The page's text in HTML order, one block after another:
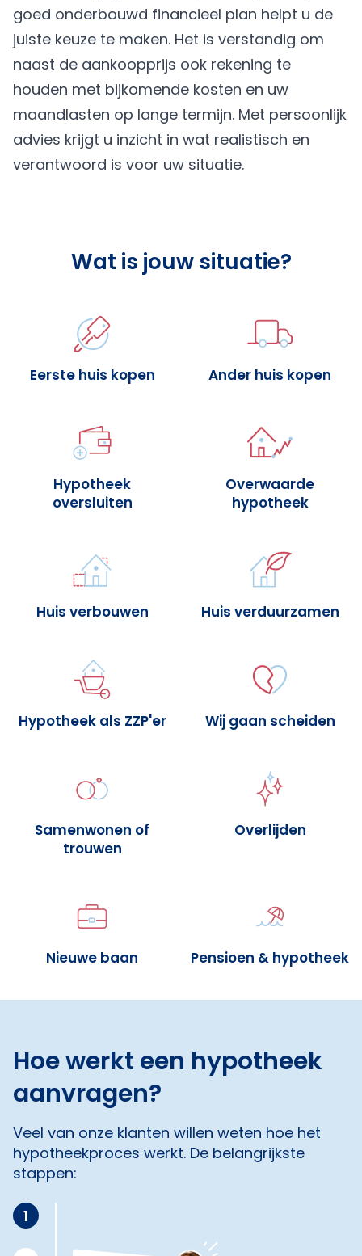
goed onderbouwd financieel plan helpt u de
juiste keuze te maken. Het is verstandig om
naast de aankoopprijs ook rekening te
houden met bijkomende kosten en uw
maandlasten op lange termijn. Met persoonlijk
advies krijgt u inzicht in wat realistisch en
verantwoord is voor uw situatie.
Wat is jouw situatie?
Eerste huis kopen Ander huis kopen
Hypotheek
oversluiten
Overwaarde
hypotheek
Huis verbouwen Huis verduurzamen
Hypotheek als ZZP'er Wij gaan scheiden
Samenwonen of
trouwen
Overlijden
Nieuwe baan Pensioen & hypotheek
Hoe werkt een hypotheek
aanvragen?
Veel van onze klanten willen weten hoe het
hypotheekproces werkt. De belangrijkste
stappen:
1